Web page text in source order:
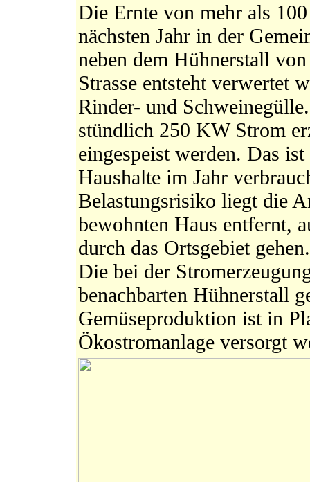
Die Ernte von mehr als
nächsten Jahr in der
neben dem Hühnerstall
Strasse entsteht verwertet
Rinder- und
stündlich 250 KW Strom
eingespeist werden. Das
Haushalte im Jahr
Belastungsrisiko liegt die
bewohnten Haus entfernt,
durch das Ortsgebiet gehen.
Die bei der
benachbarten Hühnerstall
Gemüseproduktion ist in
Ökostromanlage versorgt